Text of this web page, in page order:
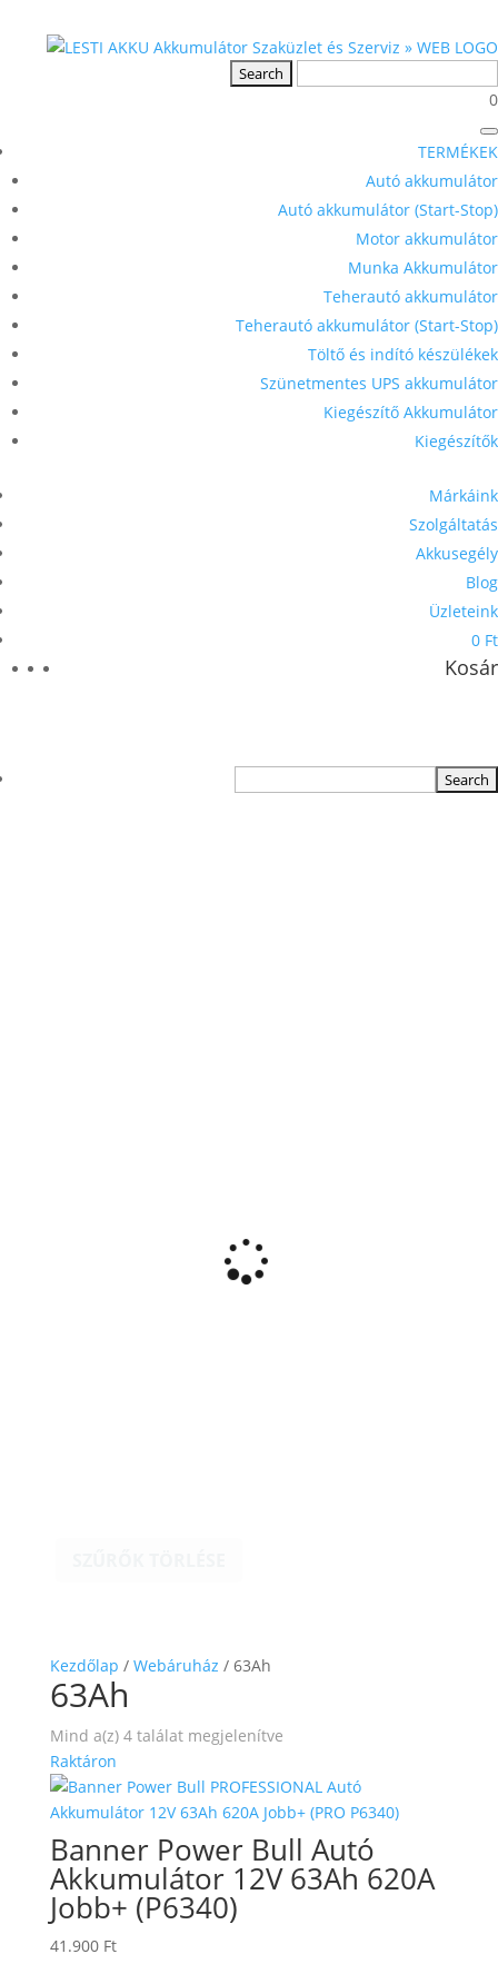
0
TERMÉKEK
Autó akkumulátor
Autó akkumulátor (Start-Stop)
Motor akkumulátor
Munka Akkumulátor
Teherautó akkumulátor
Teherautó akkumulátor (Start-Stop)
Töltő és indító készülékek
Szünetmentes UPS akkumulátor
Kiegészítő Akkumulátor
Kiegészítők
Márkáink
Szolgáltatás
Akkusegély
Blog
Üzleteink
0 Ft
Kosár
Kezdőlap / Webáruház / 63Ah
63Ah
Mind a(z) 4 találat megjelenítve
Raktáron
Banner Power Bull Autó
Akkumulátor 12V 63Ah 620A
Jobb+ (P6340)
41.900 Ft